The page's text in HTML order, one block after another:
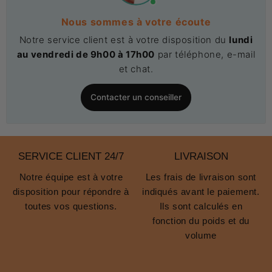
Dans les secteurs industriels et logistiques, ces
plateformes, facilitent l'accès aux équipements et aux
zones de stockage en hauteur comme les
améliorant la gestion de l'espace.​
Solutions pour le commerce et la distribution
Pour les commerces et les grandes surfaces, les
en garantissant la sécurité des employés et des clients.​
Conception robuste pour une durabilité
accrue
Stabilité pour des charges lourdes
Nous sommes à votre écoute
Notre service client est à votre disposition du lundi
au vendredi de 9h00 à 17h00 par téléphone, e-mail
et chat.
Contacter un conseiller
SERVICE CLIENT 24/7
Notre équipe est à votre
disposition pour répondre à
toutes vos questions.
LIVRAISON
Les frais de livraison sont
indiqués avant le paiement.
Ils sont calculés en
fonction du poids et du
volume